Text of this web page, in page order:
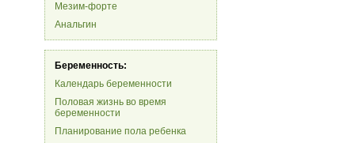
Мезим-форте
Анальгин
Беременность:
Календарь беременности
Половая жизнь во время
беременности
Планирование пола ребенка